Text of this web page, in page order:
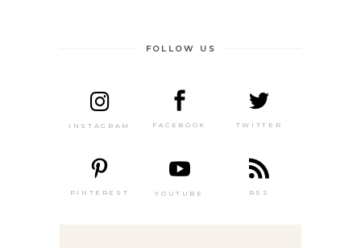
FOLLOW US
INSTAGRAM FACEBOOK TWITTER
PINTEREST YOUTUBE RSS